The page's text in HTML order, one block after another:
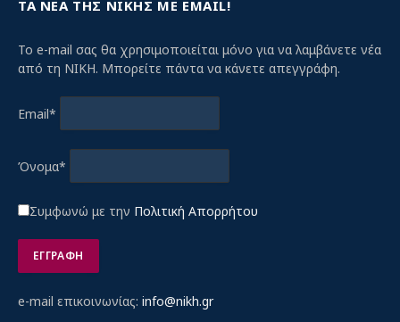
ΤΑ ΝΕΑ ΤΗΣ ΝΙΚΗΣ ΜΕ EMAIL!
Το e-mail σας θα χρησιμοποιείται μόνο για να λαμβάνετε νέα
από τη ΝΙΚΗ. Μπορείτε πάντα να κάνετε απεγγράφη.
Email*
Όνομα*
Συμφωνώ με την Πολιτική Απορρήτου
e-mail επικοινωνίας: info@nikh.gr